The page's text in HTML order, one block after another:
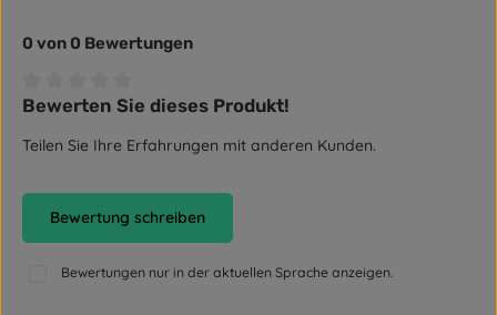
0 von 0 Bewertungen
Durchschnittliche Bewertung von 0 von 5 Sternen
Bewerten Sie dieses Produkt!
Teilen Sie Ihre Erfahrungen mit anderen Kunden.
Bewertung schreiben
Bewertungen nur in der aktuellen Sprache anzeigen.